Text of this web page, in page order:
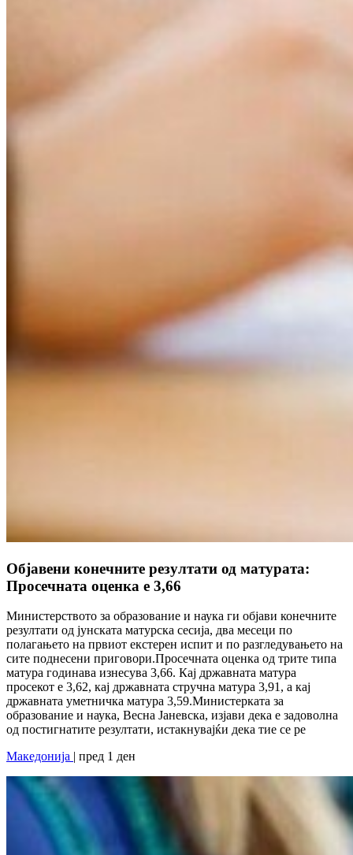
Објавени конечните резултати од матурата:
Просечната оценка е 3,66
Министерството за образование и наука ги објави конечните
резултати од јунската матурска сесија, два месеци по
полагањето на првиот екстерен испит и по разгледувањето на
сите поднесени приговори.Просечната оценка од трите типа
матура годинава изнесува 3,66. Кај државната матура
просекот е 3,62, кај државната стручна матура 3,91, а кај
државната уметничка матура 3,59.Министерката за
образование и наука, Весна Јаневска, изјави дека е задоволна
од постигнатите резултати, истакнувајќи дека тие се ре
Македонија | пред 1 ден